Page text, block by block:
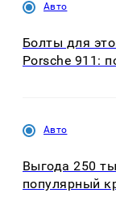
Авто
Болты для
Porsche 911:
Авто
Выгода 250
популярный